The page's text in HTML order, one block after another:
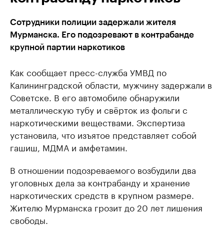
Сотрудники полиции задержали жителя
Мурманска. Его подозревают в контрабанде
крупной партии наркотиков
Как сообщает пресс-служба УМВД по
Калининградской области, мужчину задержали в
Советске. В его автомобиле обнаружили
металлическую тубу и свёрток из фольги с
наркотическими веществами. Экспертиза
установила, что изъятое представляет собой
гашиш, МДМА и амфетамин.
В отношении подозреваемого возбудили два
уголовных дела за контрабанду и хранение
наркотических средств в крупном размере.
Жителю Мурманска грозит до 20 лет лишения
свободы.